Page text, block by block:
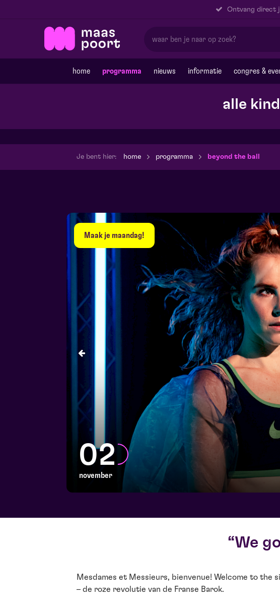
Ontvang direct
home programma nieuws informatie congres &
alle
Je bent hier: home programma beyond the ball
02
november
Maak je maandag!
We
Mesdames et Messieurs, bienvenue! Welcome to the
– de roze revolutie van de Franse Barok.